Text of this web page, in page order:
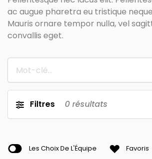
ac augue pharetra eu tristique
Mauris ornare tempor nulla, vel
convallis eget.
Filtres 0 résultats
Les Choix De L'Équipe Favoris